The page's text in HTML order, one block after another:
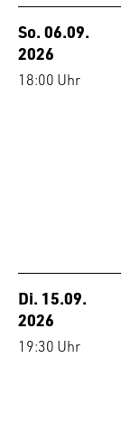
So. 06.09.
2026
18:00 Uhr
Di. 15.09.
2026
19:30 Uhr